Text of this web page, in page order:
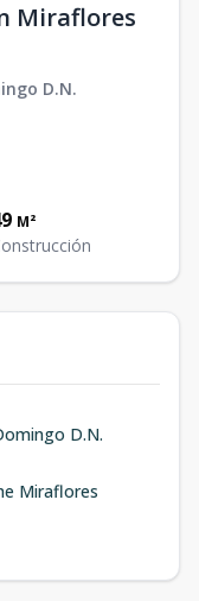
Miraflores
D.N.
M²
D.N.
Miraflores